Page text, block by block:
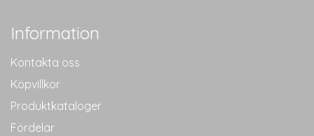
Information
Kontakta oss
Köpvillkor
Produktkataloger
Fördelar